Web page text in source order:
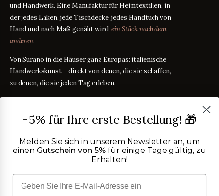
und Handwerk. Eine Manufaktur für Heimtextilien, in
der jedes Laken, jede Tischdecke, jedes Handtuch von
Hand und nach Maß genäht wird, ein Stück nach dem
anderen.
Von Surano in die Häuser ganz Europas: italienische
Handwerkskunst – direkt von denen, die sie schaffen,
zu denen, die sie jeden Tag erleben.
PRODUKTE
Tischwäsche
Badtextilien
Maßanleitung RATGEBER
RATGEBER
TC300 vs Ägyptische Baumwolle RATGEBER
Wer wir sind
OEKO-TEX-Zertifizierung
-5% für Ihre erste Bestellung! 🎁
Melden Sie sich in unserem Newsletter an, um
einen Gutschein von 5% für einige Tage gültig, zu
Erhalten!